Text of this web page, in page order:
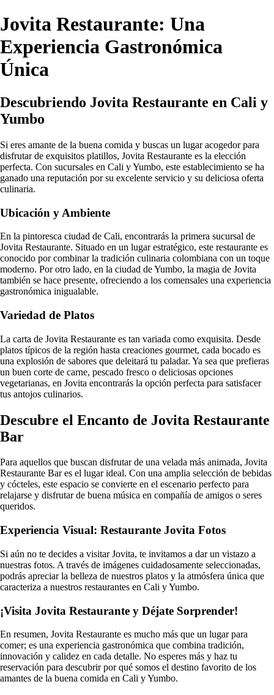
Jovita Restaurante: Una
Experiencia Gastronómica
Única
Descubriendo Jovita Restaurante en Cali y
Yumbo
Si eres amante de la buena comida y buscas un lugar acogedor para
disfrutar de exquisitos platillos, Jovita Restaurante es la elección
perfecta. Con sucursales en Cali y Yumbo, este establecimiento se ha
ganado una reputación por su excelente servicio y su deliciosa oferta
culinaria.
Ubicación y Ambiente
En la pintoresca ciudad de Cali, encontrarás la primera sucursal de
Jovita Restaurante. Situado en un lugar estratégico, este restaurante es
conocido por combinar la tradición culinaria colombiana con un toque
moderno. Por otro lado, en la ciudad de Yumbo, la magia de Jovita
también se hace presente, ofreciendo a los comensales una experiencia
gastronómica inigualable.
Variedad de Platos
La carta de Jovita Restaurante es tan variada como exquisita. Desde
platos típicos de la región hasta creaciones gourmet, cada bocado es
una explosión de sabores que deleitará tu paladar. Ya sea que prefieras
un buen corte de carne, pescado fresco o deliciosas opciones
vegetarianas, en Jovita encontrarás la opción perfecta para satisfacer
tus antojos culinarios.
Descubre el Encanto de Jovita Restaurante
Bar
Para aquellos que buscan disfrutar de una velada más animada, Jovita
Restaurante Bar es el lugar ideal. Con una amplia selección de bebidas
y cócteles, este espacio se convierte en el escenario perfecto para
relajarse y disfrutar de buena música en compañía de amigos o seres
queridos.
Experiencia Visual: Restaurante Jovita Fotos
Si aún no te decides a visitar Jovita, te invitamos a dar un vistazo a
nuestras fotos. A través de imágenes cuidadosamente seleccionadas,
podrás apreciar la belleza de nuestros platos y la atmósfera única que
caracteriza a nuestros restaurantes en Cali y Yumbo.
¡Visita Jovita Restaurante y Déjate Sorprender!
En resumen, Jovita Restaurante es mucho más que un lugar para
comer; es una experiencia gastronómica que combina tradición,
innovación y calidez en cada detalle. No esperes más y haz tu
reservación para descubrir por qué somos el destino favorito de los
amantes de la buena comida en Cali y Yumbo.